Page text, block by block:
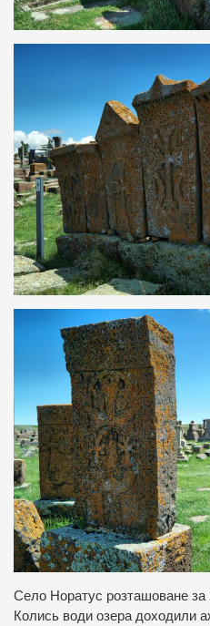
Село Норатус розташоване за
Колись води озера доходили